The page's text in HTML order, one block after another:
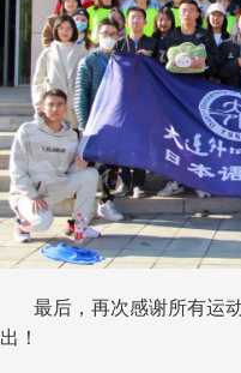
最后，再次感谢所有运
出！